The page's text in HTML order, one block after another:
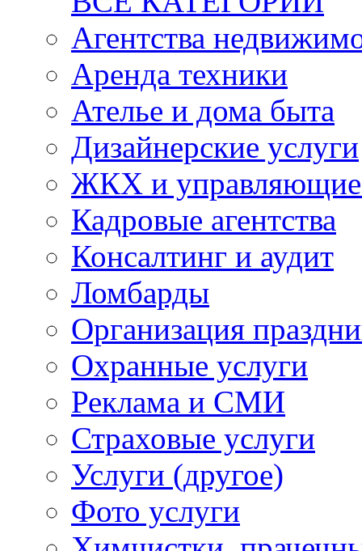
Агентства
Аренда техники
Ателье и дома быта
Дизайнерские услуги
ЖКХ и управляющие
Кадровые агентства
Консалтинг и аудит
Ломбарды
Организация
Охранные услуги
Реклама и СМИ
Страховые услуги
Услуги (другое)
Фото услуги